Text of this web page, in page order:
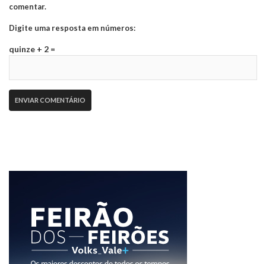
comentar.
Digite uma resposta em números:
quinze + 2 =